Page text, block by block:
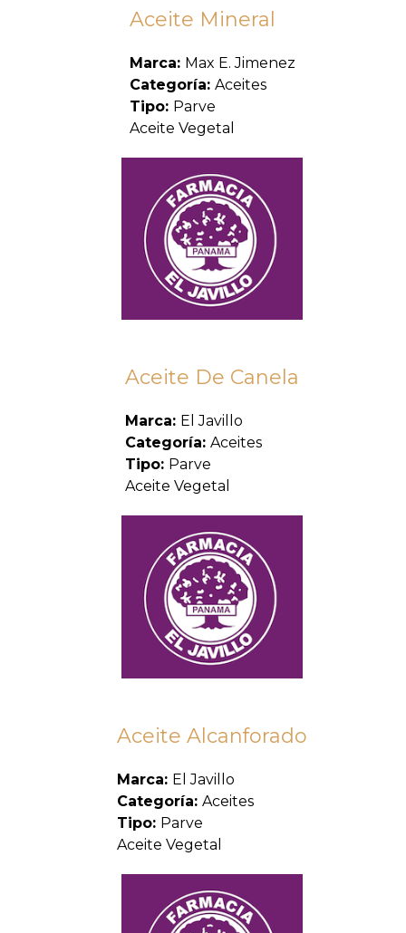
Aceite Mineral
Marca: Max E. Jimenez
Categoría: Aceites
Tipo: Parve
Aceite Vegetal
Aceite De Canela
Marca: El Javillo
Categoría: Aceites
Tipo: Parve
Aceite Vegetal
Aceite Alcanforado
Marca: El Javillo
Categoría: Aceites
Tipo: Parve
Aceite Vegetal